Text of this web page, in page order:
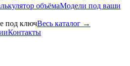
объёмаМодели под ваши
под ключВесь каталог →
Контакты